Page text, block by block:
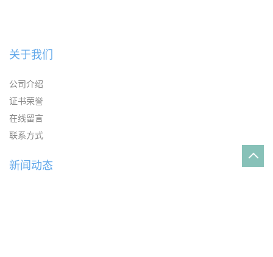
关于我们
公司介绍
证书荣誉
在线留言
联系方式
新闻动态